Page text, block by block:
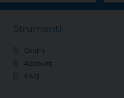
Strumenti
Ordini
Account
FAQ